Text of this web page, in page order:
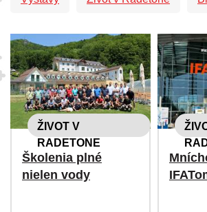
ŽIVOT V
RADETONE
Školenia plné
nielen vody